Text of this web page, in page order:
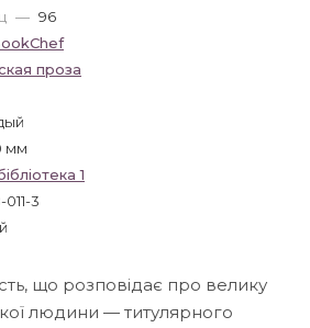
— 96
проза
мм
1
3
що розповідає про велику
людини — титулярного